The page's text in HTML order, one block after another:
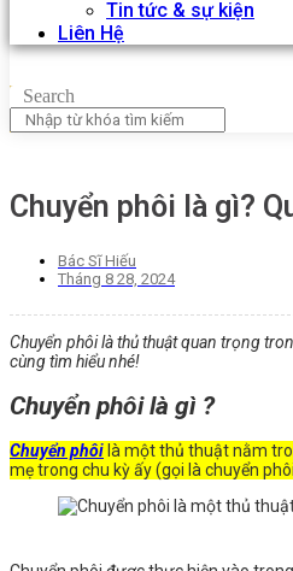
Tin tức & sự kiện
Liên Hệ
Search
Chuyển phôi là gì?
Bác Sĩ Hiếu
Tháng 8 28, 2024
Chuyển phôi là thủ thuật quan trọng
cùng tìm hiểu nhé!
Chuyển phôi là gì ?
Chuyển phôi là một thủ thuật nằm
mẹ trong chu kỳ ấy (gọi là chuyển